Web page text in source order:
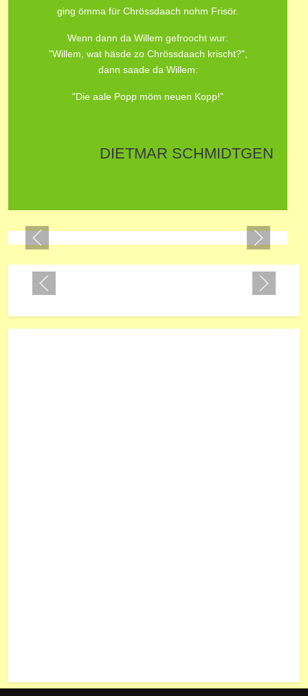
ging ömma für Chrössdaach nohm Frisör.
Wenn dann da Willem gefroocht wur:
"Willem, wat häsde zo Chrössdaach krischt?",
dann saade da Willem:
"Die aale Popp möm neuen Kopp!"
DIETMAR SCHMIDTGEN